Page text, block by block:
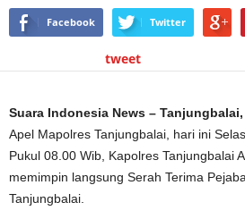
Facebook Twitter
tweet
Suara Indonesia News – Tanjungbalai,
Apel Mapolres Tanjungbalai, hari ini
Pukul 08.00 Wib, Kapolres Tanjungbalai
memimpin langsung Serah Terima
Tanjungbalai.